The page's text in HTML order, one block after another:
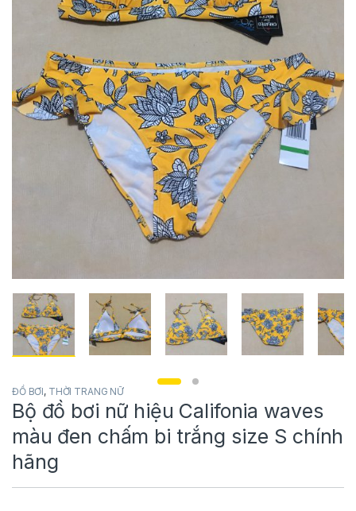
ĐỒ BƠI, THỜI TRANG NỮ
Bộ đồ bơi nữ hiệu Califonia waves
màu đen chấm bi trắng size S chính
hãng